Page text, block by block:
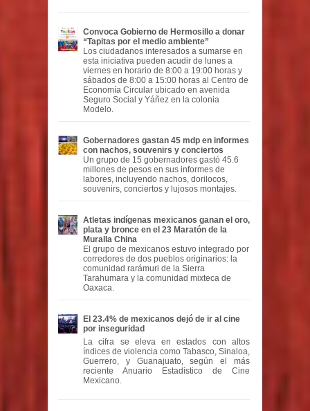
Convoca Gobierno de Hermosillo a donar
“Tapitas por el medio ambiente”
Los ciudadanos interesados a sumarse en
esta iniciativa pueden acudir de lunes a
viernes en horario de 8:00 a 19:00 horas y
sábados de 8:00 a 15:00 horas al Centro de
Economía Circular ubicado en avenida
Seguro Social y Yáñez en la colonia
Modelo.
Gobernadores gastan 45 mdp en informes
con nachos, souvenirs y conciertos
Un grupo de 15 gobernadores gastó 45.6
millones de pesos en sus informes de
labores, incluyendo nachos, dorilocos,
souvenirs, conciertos y lujosos montajes.
Atletas indígenas mexicanos ganan el oro,
plata y bronce en el 23 Maratón de la
Muralla China
El grupo de mexicanos estuvo integrado por
corredores de dos pueblos originarios: la
comunidad rarámuri de la Sierra
Tarahumara y la comunidad mixteca de
Oaxaca.
El 23.4% de mexicanos dejó de ir al cine
por inseguridad
La cifra se eleva en estados con altos
índices de violencia como Tabasco, Sinaloa,
Guerrero, y Guanajuato, según el más
reciente Anuario Estadístico de Cine
Mexicano.